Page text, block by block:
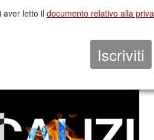
2024/2025
DI PALAZZO GARZOLINI - DI TOPPO
aver letto il documento relativo alla